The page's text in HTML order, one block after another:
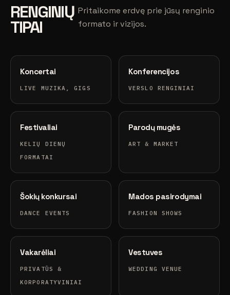
RENGINIŲ
TIPAI
Pritaikome erdvę prie jūsų renginio
formato ir vizijos.
Koncertai
LIVE MUZIKA, GIGS
Konferencijos
VERSLO RENGINIAI
Festivaliai
KELIŲ DIENŲ
FORMATAI
Parodų mugės
ART & MARKET
Šokių konkursai
DANCE EVENTS
Mados pasirodymai
FASHION SHOWS
Vakarėliai
PRIVATŪS &
KORPORATYVINIAI
Vestuves
WEDDING VENUE